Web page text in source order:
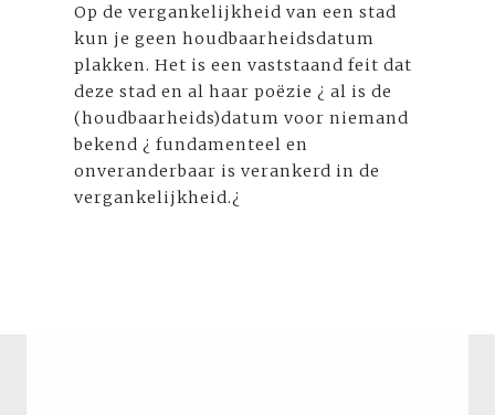
Op de vergankelijkheid van een stad
kun je geen houdbaarheidsdatum
plakken. Het is een vaststaand feit dat
deze stad en al haar poëzie ¿ al is de
(houdbaarheids)datum voor niemand
bekend ¿ fundamenteel en
onveranderbaar is verankerd in de
vergankelijkheid.¿